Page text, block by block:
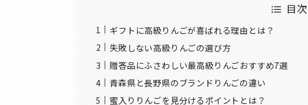
目次
ギフトに高級りんごが喜ばれる理由とは？
失敗しない高級りんごの選び方
贈答品にふさわしい最高級りんごおすすめ7選
青森県と長野県のブランドりんごの違い
蜜入りりんごを見分けるポイントとは？